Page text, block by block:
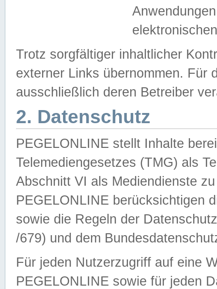
Trotz sorgfältiger inhaltlicher
externer Links übernommen. Für
ausschließlich deren Betreiber
2. Datenschutz
PEGELONLINE stellt Inhalte
Telemediengesetzes (TMG) als
Abschnitt VI als Mediendienste
PEGELONLINE berücksichtigen
sowie die Regeln der
/679) und dem
Für jeden Nutzerzugriff auf eine
PEGELONLINE sowie für jeden